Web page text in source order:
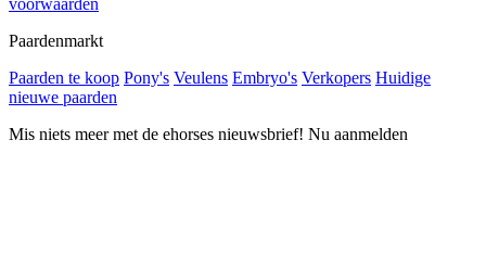
voorwaarden
Paardenmarkt
Paarden te koop Pony's Veulens Embryo's Verkopers Huidige
nieuwe paarden
Mis niets meer met de ehorses nieuwsbrief! Nu aanmelden